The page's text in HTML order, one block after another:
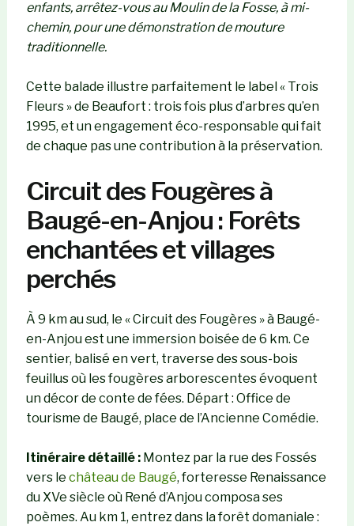
enfants, arrêtez-vous au Moulin de la Fosse, à mi-
chemin, pour une démonstration de mouture
traditionnelle.
Cette balade illustre parfaitement le label « Trois
Fleurs » de Beaufort : trois fois plus d’arbres qu’en
1995, et un engagement éco-responsable qui fait
de chaque pas une contribution à la préservation.
Circuit des Fougères à
Baugé-en-Anjou : Forêts
enchantées et villages
perchés
À 9 km au sud, le « Circuit des Fougères » à Baugé-
en-Anjou est une immersion boisée de 6 km. Ce
sentier, balisé en vert, traverse des sous-bois
feuillus où les fougères arborescentes évoquent
un décor de conte de fées. Départ : Office de
tourisme de Baugé, place de l’Ancienne Comédie.
Itinéraire détaillé :Montez par la rue des Fossés
vers le château de Baugé, forteresse Renaissance
du XVe siècle où René d’Anjou composa ses
poèmes. Au km 1, entrez dans la forêt domaniale :